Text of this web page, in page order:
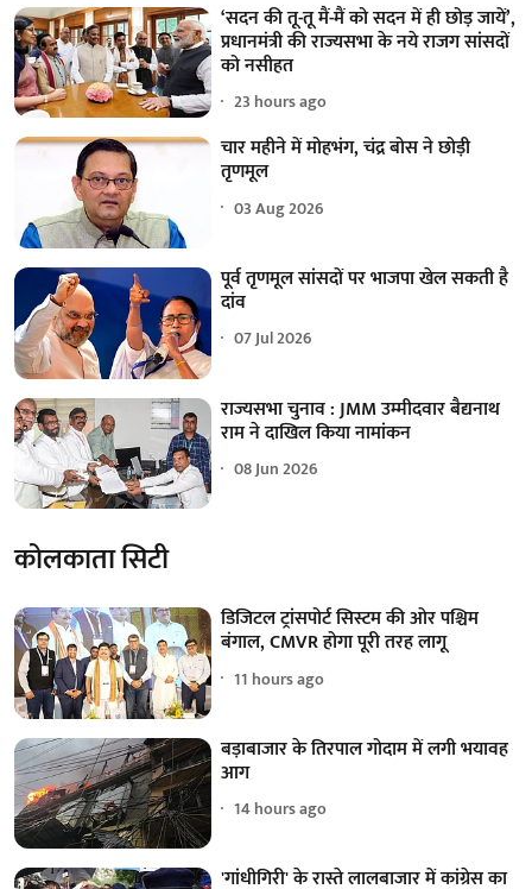
‘सदन की तू-तू मैं-मैं को सदन में ही छोड़ जायें’,
प्रधानमंत्री की राज्यसभा के नये राजग सांसदों
को नसीहत
23 hours ago
चार महीने में मोहभंग, चंद्र बोस ने छोड़ी
तृणमूल
03 Aug 2026
पूर्व तृणमूल सांसदों पर भाजपा खेल सकती है
दांव
07 Jul 2026
राज्यसभा चुनाव : JMM उम्मीदवार बैद्यनाथ
राम ने दाखिल किया नामांकन
08 Jun 2026
कोलकाता सिटी
डिजिटल ट्रांसपोर्ट सिस्टम की ओर पश्चिम
बंगाल, CMVR होगा पूरी तरह लागू
11 hours ago
बड़ाबाजार के तिरपाल गोदाम में लगी भयावह
आग
14 hours ago
'गांधीगिरी' के रास्ते लालबाजार में कांग्रेस का